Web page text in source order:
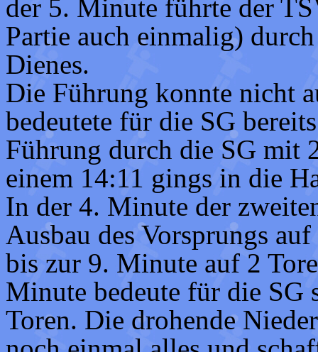
der 5. Minute führte der
Partie auch einmalig)
Dienes.
Die Führung konnte nicht
bedeutete für die SG
Führung durch die SG mit
einem 14:11 gings in die
In der 4. Minute der
Ausbau des Vorsprungs
bis zur 9. Minute auf 2
Minute bedeute für die SG
Toren. Die drohende